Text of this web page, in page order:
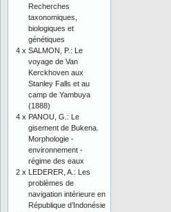
Recherches
taxonomiques,
biologiques et
génétiques
4 x SALMON, P.: Le
voyage de Van
Kerckhoven aux
Stanley Falls et au
camp de Yambuya
(1888)
4 x PANOU, G.: Le
gisement de Bukena.
Morphologie -
environnement -
régime des eaux
2 x LEDERER, A.: Les
problèmes de
navigation intérieure en
République d’Indonésie